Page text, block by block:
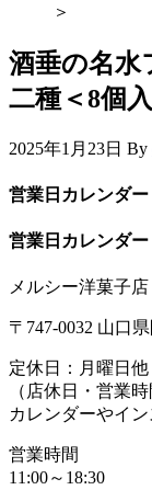
＞
酒垂の名水
二種＜8個
2025年1月23日 By
営業日カレンダー
営業日カレンダー
メルシー洋菓子店
〒747-0032 山口
定休日：月曜日他
（店休日・営業
カレンダーやイ
営業時間
11:00～18:30